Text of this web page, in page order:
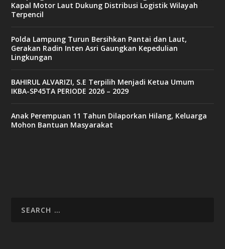
Kapal Motor Laut Dukung Distribusi Logistik Wilayah
Terpencil
Polda Lampung Turun Bersihkan Pantai dan Laut,
Gerakan Radin Inten Asri Gaungkan Kepedulian
Lingkungan
BAHIRUL ALVARIZI, S.E Terpilih Menjadi Ketua Umum
IKBA-SP45TA PERIODE 2026 – 2029
Anak Perempuan 11 Tahun Dilaporkan Hilang, Keluarga
Mohon Bantuan Masyarakat